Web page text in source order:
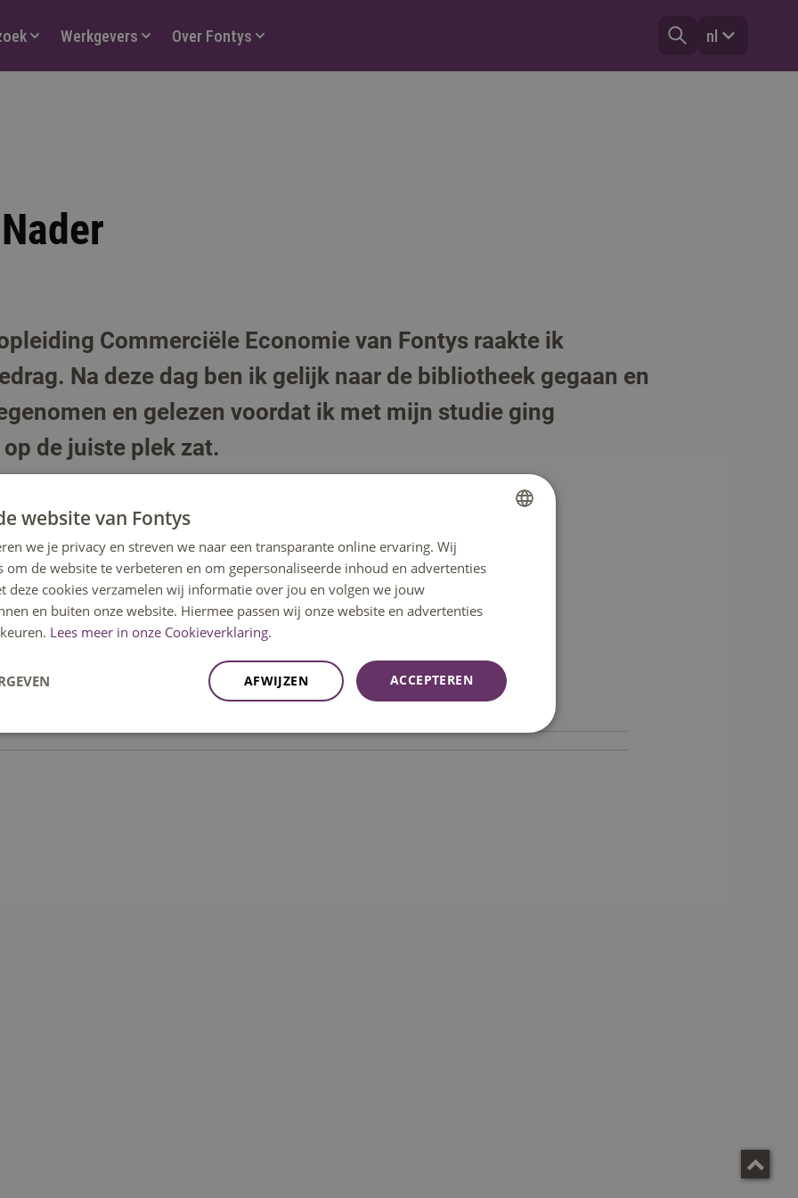
Werkgevers Over Fontys nl
Commerciële Economie van Fontys raakte ik
Na deze dag ben ik gelijk naar de bibliotheek gegaan en
en gelezen voordat ik met mijn studie ging
de juiste plek zat.
buitenland en bij het lectoraat
geraakt over onderzoeken en
teksten te lezen en het te
ik tijdens mijn hbo-opleiding twee
van theoretische modellen in het
de onderzoekers en het lectoraat. Om
laten zien wat voor gave
ervaringen op kunnen doen
met andere universiteiten.
ENGLISH
website van Fontys
we je privacy en streven we naar een transparante online ervaring. Wij
om de website te verbeteren en om gepersonaliseerde inhoud en advertenties
deze cookies verzamelen wij informatie over jou en volgen we jouw
en buiten onze website. Hiermee passen wij onze website en advertenties
Lees meer in onze Cookieverklaring.
ACCEPTEREN
AFWIJZEN